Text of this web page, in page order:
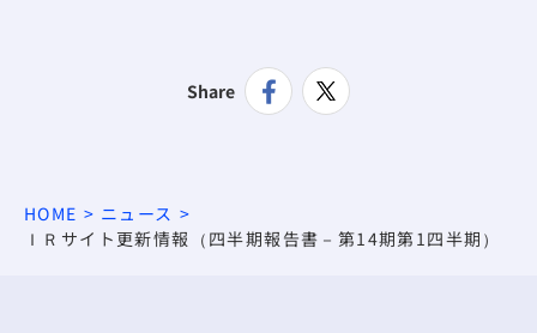
Share
HOME
ニュース
ＩＲサイト更新情報（四半期報告書－第14期第1四半期）